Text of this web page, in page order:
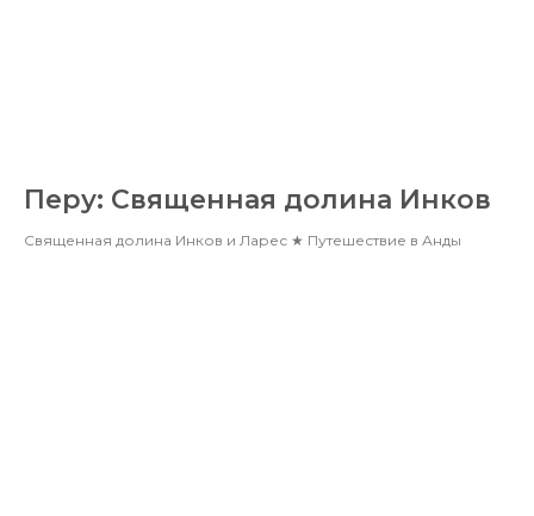
Перу: Священная долина Инков
Священная долина Инков и Ларес ★ Путешествие в Анды